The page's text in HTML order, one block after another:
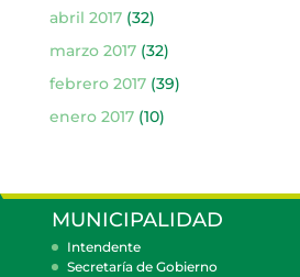
abril 2017(32)
marzo 2017(32)
febrero 2017(39)
enero 2017(10)
MUNICIPALIDAD
Intendente
Secretaría de Gobierno